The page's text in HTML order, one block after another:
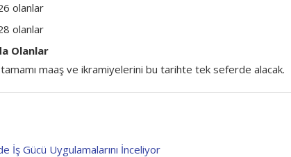
olanlar
olanlar
Olanlar
maaş ve ikramiyelerini bu tarihte tek seferde alacak.
İş Gücü Uygulamalarını İnceliyor